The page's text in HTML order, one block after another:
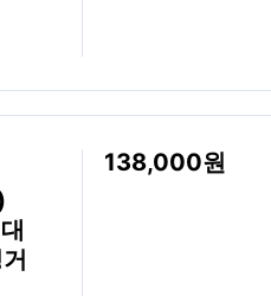
138,000